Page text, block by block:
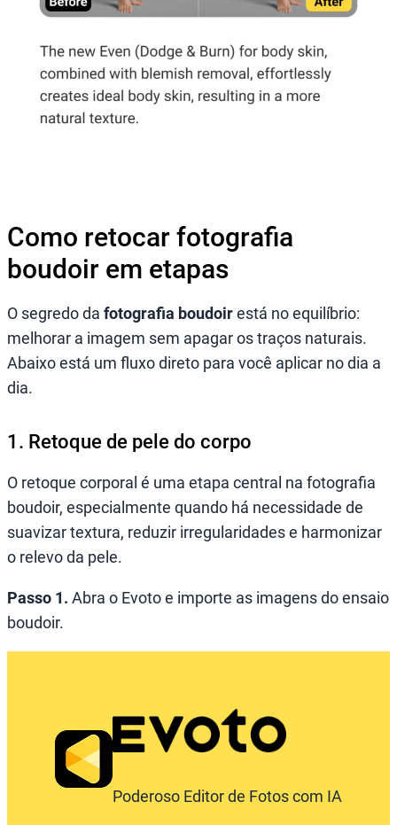
Como retocar fotografia
boudoir em etapas
O segredo da fotografia boudoirestá no equilíbrio:
melhorar a imagem sem apagar os traços naturais.
Abaixo está um fluxo direto para você aplicar no dia a
dia.
1. Retoque de pele do corpo
O retoque corporal é uma etapa central na fotografia
boudoir, especialmente quando há necessidade de
suavizar textura, reduzir irregularidades e harmonizar
o relevo da pele.
Passo 1. Abra o Evoto e importe as imagens do ensaio
boudoir.
Poderoso Editor de Fotos com IA